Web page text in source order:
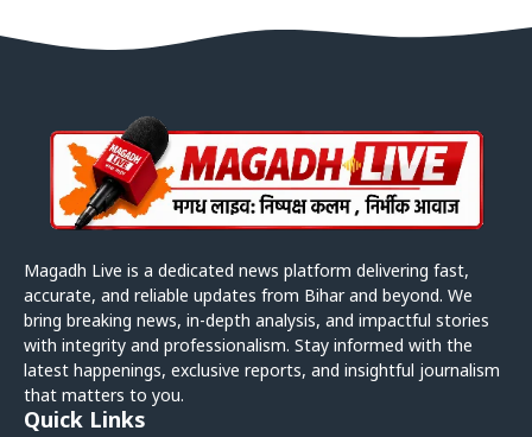
Magadh Live is a dedicated news platform delivering fast,
accurate, and reliable updates from Bihar and beyond. We
bring breaking news, in-depth analysis, and impactful stories
with integrity and professionalism. Stay informed with the
latest happenings, exclusive reports, and insightful journalism
that matters to you.
Quick Links